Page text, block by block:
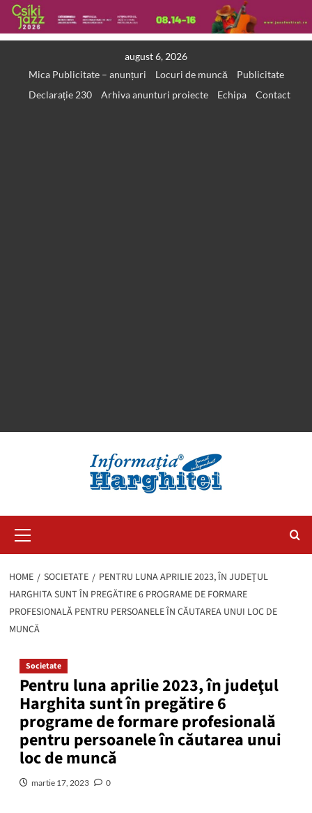
august 6, 2026
Mica Publicitate – anunțuri
Locuri de muncă
Publicitate
Declarație 230
Arhiva anunturi proiecte Echipa Contact
Menu
HOME SOCIETATE
PENTRU LUNA APRILIE 2023, ÎN JUDEŢUL
HARGHITA SUNT ÎN PREGĂTIRE 6 PROGRAME DE FORMARE
PROFESIONALĂ PENTRU PERSOANELE ÎN CĂUTAREA UNUI LOC DE
MUNCĂ
Societate
Pentru luna aprilie 2023, în judeţul
Harghita sunt în pregătire 6
programe de formare profesională
pentru persoanele în căutarea unui
loc de muncă
martie 17, 2023 0